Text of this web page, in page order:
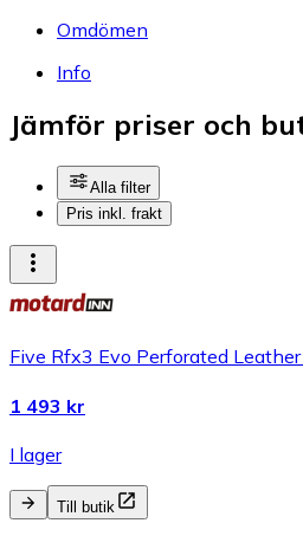
Omdömen
Info
Jämför priser och
Alla filter
Pris inkl. frakt
Five Rfx3 Evo Perforated
1 493 kr
I lager
Till butik